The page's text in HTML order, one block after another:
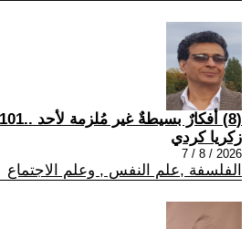
(8) أفكارٌ بسيطةٌ غير مُلزمة لأحد ..101
زكريا كردي
2026 / 8 / 7
الفلسفة ,علم النفس , وعلم الاجتماع